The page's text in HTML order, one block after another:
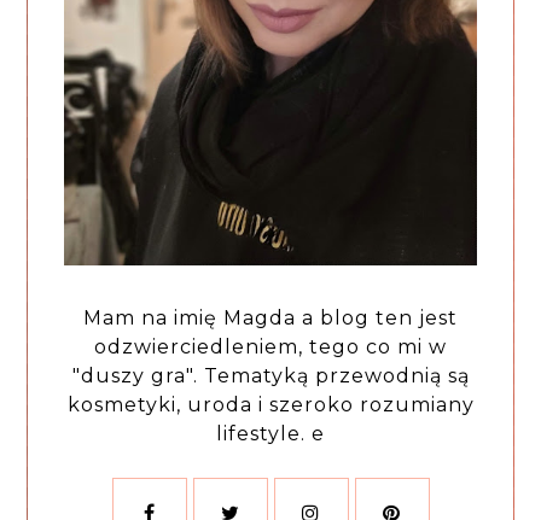
Mam na imię Magda a blog ten jest
odzwierciedleniem, tego co mi w
"duszy gra". Tematyką przewodnią są
kosmetyki, uroda i szeroko rozumiany
lifestyle. e